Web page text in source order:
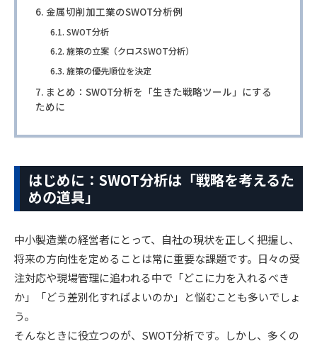
金属切削加工業のSWOT分析例
SWOT分析
施策の立案（クロスSWOT分析）
施策の優先順位を決定
まとめ：SWOT分析を「生きた戦略ツール」にする
ために
はじめに：SWOT分析は「戦略を考えるた
めの道具」
中小製造業の経営者にとって、自社の現状を正しく把握し、
将来の方向性を定めることは常に重要な課題です。日々の受
注対応や現場管理に追われる中で「どこに力を入れるべき
か」「どう差別化すればよいのか」と悩むことも多いでしょ
う。
そんなときに役立つのが、SWOT分析です。しかし、多くの